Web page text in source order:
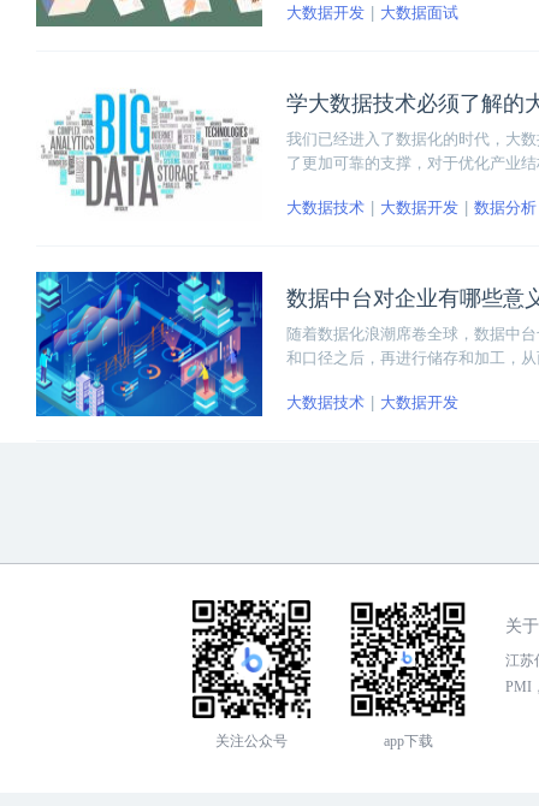
大数据开发 大数据面试
学大数据技术必须了解的
我们已经进入了数据化的时代，大
了更加可靠的支撑，对于优化产业
些大数据相关的经典应用案例。
大数据技术 大数据开发 数据分析
数据中台对企业有哪些意
随着数据化浪潮席卷全球，数据中
和口径之后，再进行储存和加工，
大数据技术
大数据开发
关注公众号 app下载
关
江苏
PMI